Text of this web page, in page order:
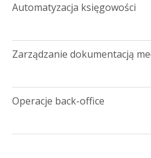
Automatyzacja księgowości
Zarządzanie dokumentacją
Operacje back-office